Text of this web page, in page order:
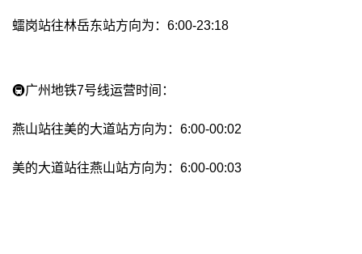
𧒽岗站往林岳东站方向为：6:00-23:18
🚇广州地铁7号线运营时间：
燕山站往美的大道站方向为：6:00-00:02
美的大道站往燕山站方向为：6:00-00:03